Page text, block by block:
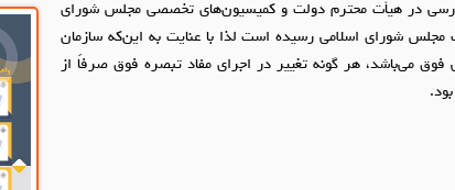
در هیأت محترم دولت و کمیسیون‌های تخصصی مجلس شورای
قانون‌گذاری در تاریخ 31 تیر 1394 به تصویب مجلس شورای اسلامی رسیده است لذا با عنایت به این‌که سازمان
فوق می‌باشد، هر گونه تغییر در اجرای مفاد تبصره فوق صرفاً از